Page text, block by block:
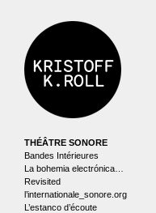
THÉÂTRE SONORE
Bandes Intérieures
La bohemia electrónica…
Revisited
l’internationale_sonore.org
L’estanco d’écoute